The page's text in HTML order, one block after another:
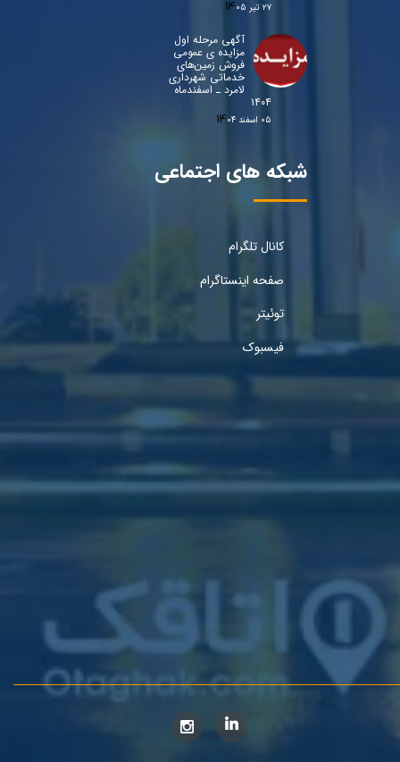
۲۷ تیر ۰۵
آگهی مرحله اول
مزایده ی عمومی
فروش زمین‌های
خدماتی شهرداری
لامرد ـ اسفندماه
۱۴۰۴
۰۵ اسفند ۰۴
شبکه های اجتماعی
کانال تلگرام
صفحه اینستاگرام
توئیتر
فیسبوک